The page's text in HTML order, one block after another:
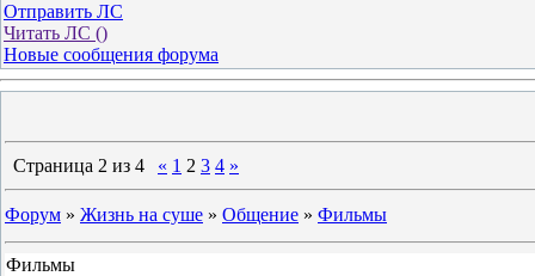
Отправить ЛС
Читать ЛС ()
Новые сообщения форума
Страница 2 из 4 « 1 2 3 4 »
Форум » Жизнь на суше » Общение » Фильмы
Фильмы